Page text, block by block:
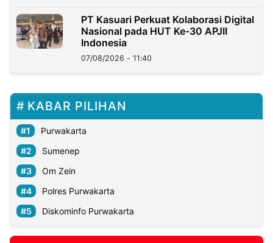
PT Kasuari Perkuat Kolaborasi Digital
Nasional pada HUT Ke-30 APJII
Indonesia
07/08/2026 - 11:40
KABAR PILIHAN
Purwakarta
Sumenep
Om Zein
Polres Purwakarta
Diskominfo Purwakarta